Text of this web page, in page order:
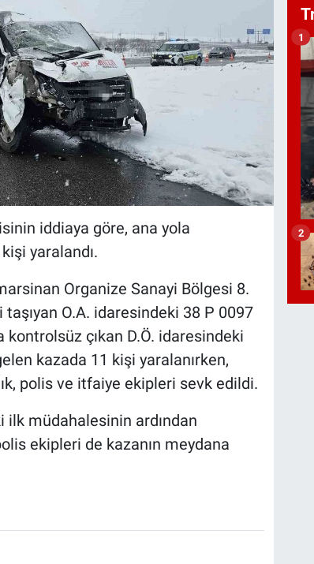
iddiaya göre, ana yola
yaralandı.
Organize Sanayi Bölgesi 8.
O.A. idaresindeki 38 P 0097
çıkan D.Ö. idaresindeki
kazada 11 kişi yaralanırken,
polis ve itfaiye ekipleri sevk edildi.
ilk müdahalesinin ardından
ekipleri de kazanın meydana
1
2